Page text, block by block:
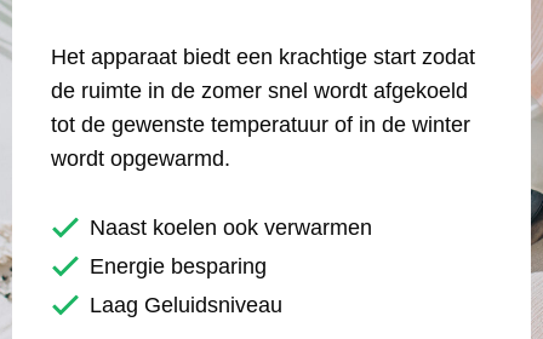
Het apparaat biedt een krachtige start zodat
de ruimte in de zomer snel wordt afgekoeld
tot de gewenste temperatuur of in de winter
wordt opgewarmd.
Naast koelen ook verwarmen
Energie besparing
Laag Geluidsniveau